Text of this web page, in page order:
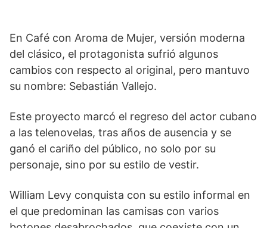
En Café con Aroma de Mujer, versión moderna
del clásico, el protagonista sufrió algunos
cambios con respecto al original, pero mantuvo
su nombre: Sebastián Vallejo.
Este proyecto marcó el regreso del actor cubano
a las telenovelas, tras años de ausencia y se
ganó el cariño del público, no solo por su
personaje, sino por su estilo de vestir.
William Levy conquista con su estilo informal en
el que predominan las camisas con varios